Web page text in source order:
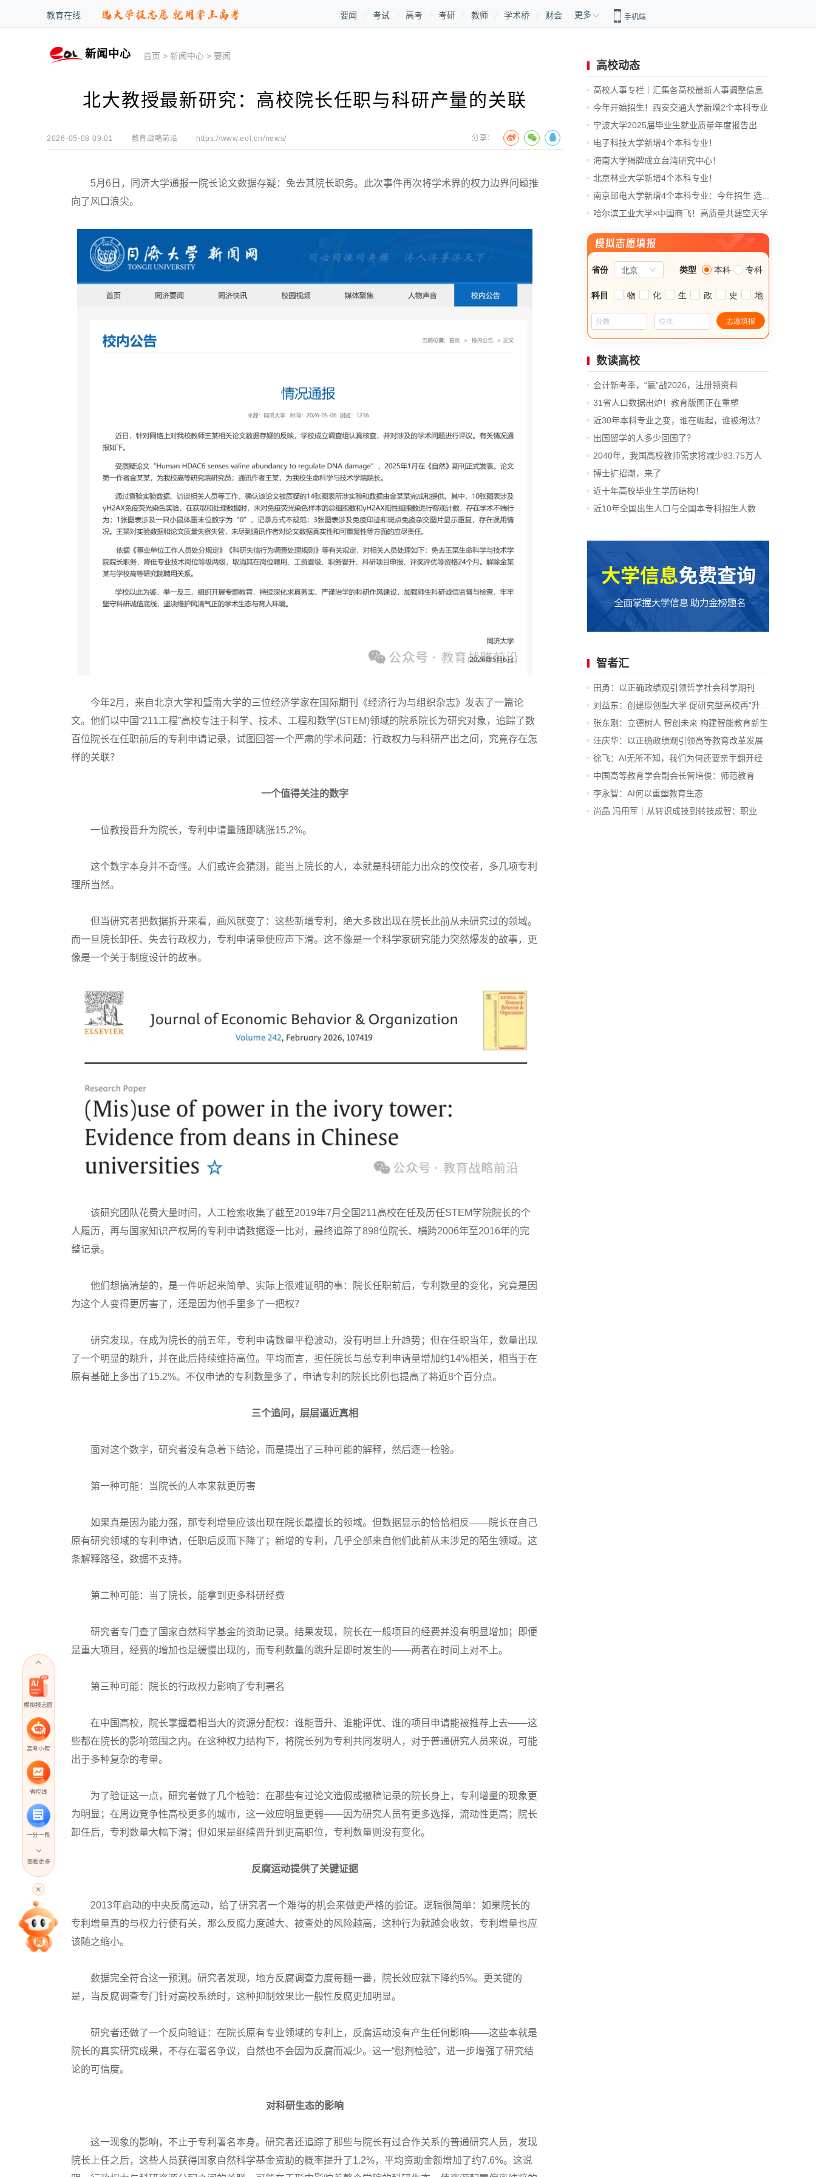
教育在线 要闻 考试 高考 考研 教师 学术桥 财会 更多 手机端
新闻中心 首页 >新闻中心 > 要闻
北大教授最新研究：高校院长任职与科研产量的关联
2026-05-08 09:01 教育战略前沿 https://www.eol.cn/news/ 分享：
5月6日，同济大学通报一院长论文数据存疑：免去其院长职务。此次事件再次将学术界的权力边界问题推
向了风口浪尖。
今年2月，来自北京大学和暨南大学的三位经济学家在国际期刊《经济行为与组织杂志》发表了一篇论
文。他们以中国“211工程”高校专注于科学、技术、工程和数学(STEM)领域的院系院长为研究对象，追踪了数
百位院长在任职前后的专利申请记录，试图回答一个严肃的学术问题：行政权力与科研产出之间，究竟存在怎
样的关联？
一个值得关注的数字
一位教授晋升为院长，专利申请量随即跳涨15.2%。
这个数字本身并不奇怪。人们或许会猜测，能当上院长的人，本就是科研能力出众的佼佼者，多几项专利
理所当然。
但当研究者把数据拆开来看，画风就变了：这些新增专利，绝大多数出现在院长此前从未研究过的领域。
而一旦院长卸任、失去行政权力，专利申请量便应声下滑。这不像是一个科学家研究能力突然爆发的故事，更
像是一个关于制度设计的故事。
该研究团队花费大量时间，人工检索收集了截至2019年7月全国211高校在任及历任STEM学院院长的个
人履历，再与国家知识产权局的专利申请数据逐一比对，最终追踪了898位院长、横跨2006年至2016年的完
整记录。
他们想搞清楚的，是一件听起来简单、实际上很难证明的事：院长任职前后，专利数量的变化，究竟是因
为这个人变得更厉害了，还是因为他手里多了一把权？
研究发现，在成为院长的前五年，专利申请数量平稳波动，没有明显上升趋势；但在任职当年，数量出现
了一个明显的跳升，并在此后持续维持高位。平均而言，担任院长与总专利申请量增加约14%相关，相当于在
原有基础上多出了15.2%。不仅申请的专利数量多了，申请专利的院长比例也提高了将近8个百分点。
三个追问，层层逼近真相
面对这个数字，研究者没有急着下结论，而是提出了三种可能的解释，然后逐一检验。
第一种可能：当院长的人本来就更厉害
如果真是因为能力强，那专利增量应该出现在院长最擅长的领域。但数据显示的恰恰相反——院长在自己
原有研究领域的专利申请，任职后反而下降了；新增的专利，几乎全部来自他们此前从未涉足的陌生领域。这
条解释路径，数据不支持。
第二种可能：当了院长，能拿到更多科研经费
研究者专门查了国家自然科学基金的资助记录。结果发现，院长在一般项目的经费并没有明显增加；即便
是重大项目，经费的增加也是缓慢出现的，而专利数量的跳升是即时发生的——两者在时间上对不上。
第三种可能：院长的行政权力影响了专利署名
在中国高校，院长掌握着相当大的资源分配权：谁能晋升、谁能评优、谁的项目申请能被推荐上去——这
些都在院长的影响范围之内。在这种权力结构下，将院长列为专利共同发明人，对于普通研究人员来说，可能
出于多种复杂的考量。
为了验证这一点，研究者做了几个检验：在那些有过论文造假或撤稿记录的院长身上，专利增量的现象更
为明显；在周边竞争性高校更多的城市，这一效应明显更弱——因为研究人员有更多选择，流动性更高；院长
卸任后，专利数量大幅下滑；但如果是继续晋升到更高职位，专利数量则没有变化。
反腐运动提供了关键证据
2013年启动的中央反腐运动，给了研究者一个难得的机会来做更严格的验证。逻辑很简单：如果院长的
专利增量真的与权力行使有关，那么反腐力度越大、被查处的风险越高，这种行为就越会收敛，专利增量也应
该随之缩小。
数据完全符合这一预测。研究者发现，地方反腐调查力度每翻一番，院长效应就下降约5%。更关键的
是，当反腐调查专门针对高校系统时，这种抑制效果比一般性反腐更加明显。
研究者还做了一个反向验证：在院长原有专业领域的专利上，反腐运动没有产生任何影响——这些本就是
院长的真实研究成果，不存在署名争议，自然也不会因为反腐而减少。这一“慰剂检验”，进一步增强了研究结
论的可信度。
对科研生态的影响
这一现象的影响，不止于专利署名本身。研究者还追踪了那些与院长有过合作关系的普通研究人员，发现
院长上任之后，这些人员获得国家自然科学基金资助的概率提升了1.2%，平均资助金额增加了约7.6%。这说
高校动态
高校人事专栏｜汇集各高校最新人事调整信息
今年开始招生！西安交通大学新增2个本科专业
宁波大学2025届毕业生就业质量年度报告出
炉！
电子科技大学新增4个本科专业！
海南大学揭牌成立台湾研究中心！
北京林业大学新增4个本科专业！
南京邮电大学新增4个本科专业：今年招生 选...
哈尔滨工业大学×中国商飞！高质量共建空天学
模拟报志愿
高考小智
省控线
一分一段
高考直播
专家指导课
查看更多
数读高校
会计新考季，“赢”战2026，注册领资料
31省人口数据出炉！教育版图正在重塑
近30年本科专业之变，谁在崛起，谁被淘汰？
出国留学的人多少回国了？
2040年，我国高校教师需求将减少83.75万人
博士扩招潮，来了
近十年高校毕业生学历结构！
近10年全国出生人口与全国本专科招生人数
智者汇
田勇：以正确政绩观引领哲学社会科学期刊
在...
刘益东：创建原创型大学 促研究型高校再“升...
张东刚：立德树人 智创未来 构建智能教育新生
态
汪庆华：以正确政绩观引领高等教育改革发展
徐飞：AI无所不知，我们为何还要亲手翻开经
典？
中国高等教育学会副会长管培俊：师范教育
并...
李永智：AI何以重塑教育生态
尚晶 冯用军｜从转识成技到转技成智：职业